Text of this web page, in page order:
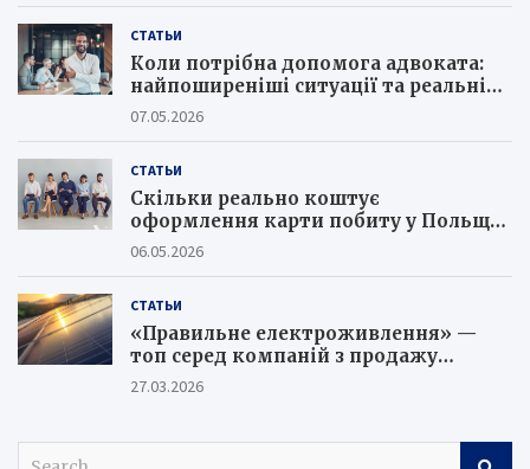
СТАТЬИ
Коли потрібна допомога адвоката:
найпоширеніші ситуації та реальні
кейси юристів
07.05.2026
СТАТЬИ
Скільки реально коштує
оформлення карти побиту у Польщі
в 2026 році та як не потрапити на
06.05.2026
СТАТЬИ
«Правильне електроживлення» —
топ серед компаній з продажу
сонячних батарей
27.03.2026